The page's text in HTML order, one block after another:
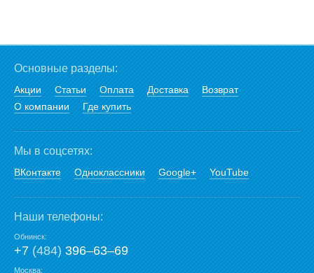
Основные разделы:
Акции Статьи Оплата Доставка
Возврат
О компании
Где купить
Мы в соцсетях:
ВКонтакте Одноклассники Google+ YouTube
Наши телефоны:
Обнинск:
+7(484)396‒63‒69
Москва: